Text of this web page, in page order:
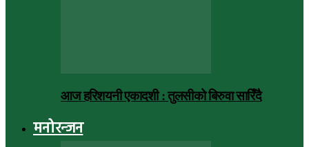
आज हरिशयनी एकादशी : तुलसीको बिरुवा सारिँदै
मनोरन्जन